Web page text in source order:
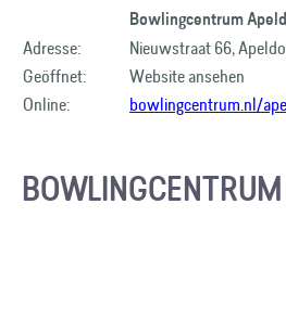
Bowlingcentrum
Adresse:
Nieuwstraat 66,
Geöffnet:
Website ansehen
Online:
bowlingcentrum.nl/